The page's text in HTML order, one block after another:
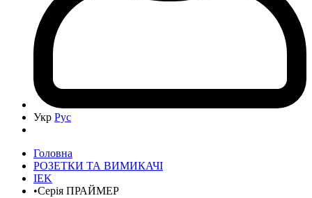
Укр Рус
Головна
РОЗЕТКИ ТА ВИМИКАЧІ
IEK
•Серія ПРАЙМЕР